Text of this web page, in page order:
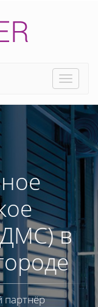
Toggle
в
партнёр